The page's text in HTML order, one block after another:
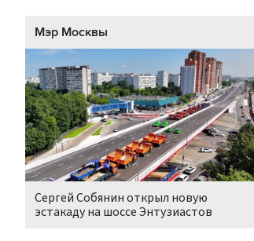
Мэр Москвы
Сергей Собянин открыл новую
эстакаду на шоссе Энтузиастов